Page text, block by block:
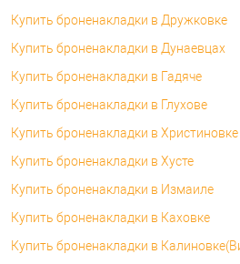
Купить броненакладки в Дружковке
Купить броненакладки в Дунаевцах
Купить броненакладки в Гадяче
Купить броненакладки в Глухове
Купить броненакладки в Христиновке
Купить броненакладки в Хусте
Купить броненакладки в Измаиле
Купить броненакладки в Каховке
Купить броненакладки в